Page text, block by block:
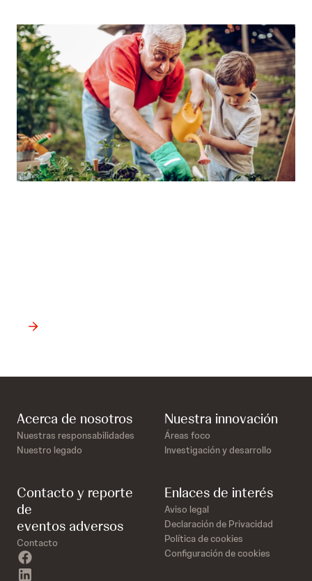
Acerca de nosotros
Nuestras responsabilidades
Nuestro legado
Nuestra innovación
Áreas foco
Investigación y desarrollo
Contacto y reporte
de
eventos adversos
Contacto
Enlaces de interés
Aviso legal
Declaración de Privacidad
Política de cookies
Configuración de cookies